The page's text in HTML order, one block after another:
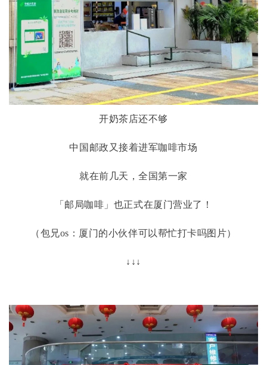
开奶茶店还不够
中国邮政又接着进军咖啡市场
就在前几天，全国第一家
「邮局咖啡」也正式在厦门营业了！
（包兄os：厦门的小伙伴可以帮忙打卡吗图片）
↓↓↓